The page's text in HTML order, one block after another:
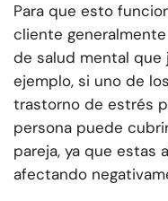
Para que esto
cliente
de salud mental
ejemplo, si uno de
trastorno de estrés
persona puede
pareja, ya que estas
afectando